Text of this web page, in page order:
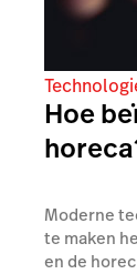
Hoe
Moderne
te maken
en de